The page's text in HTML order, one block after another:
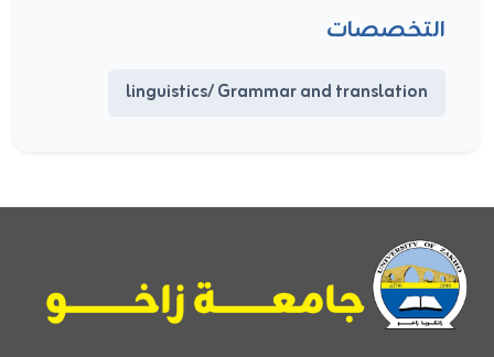
التخصصات
linguistics/ Grammar and translation